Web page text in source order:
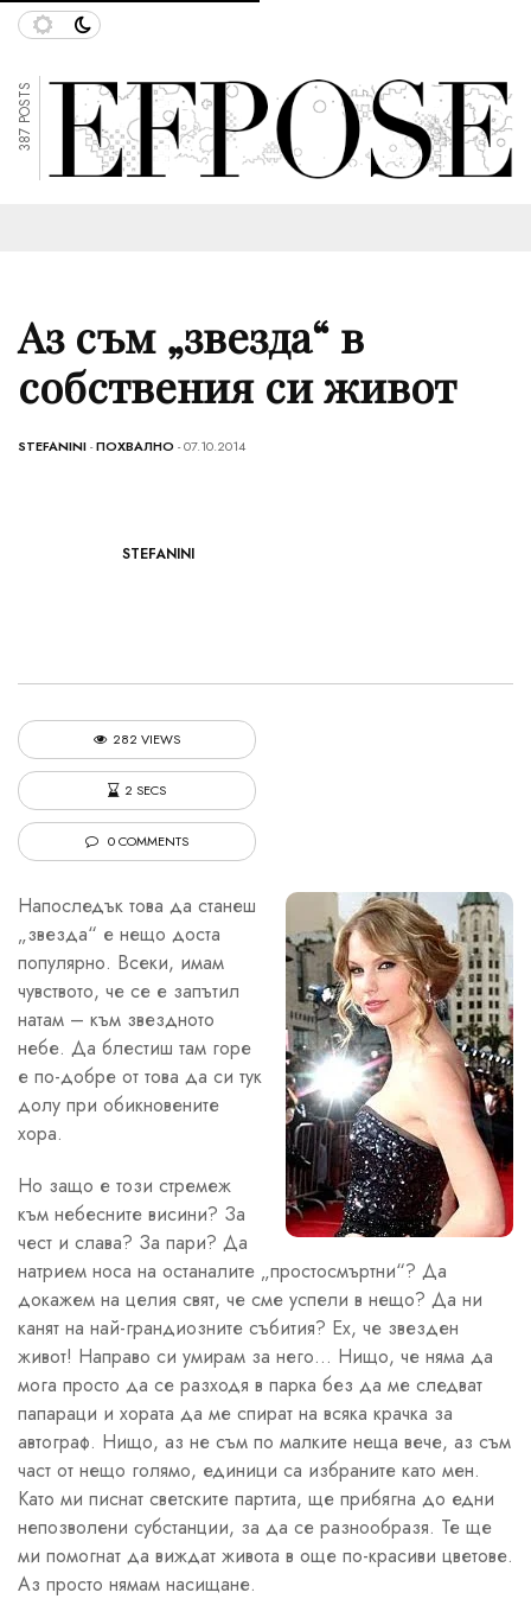
387 POSTS
Аз съм „звезда“ в
собствения си живот
STEFANINI-ПОХВАЛНО - 07.10.2014
STEFANINI
282 VIEWS
2 SECS
0 COMMENTS
Напоследък това да станеш
„звезда“ е нещо доста
популярно. Всеки, имам
чувството, че се е запътил
натам – към звездното
небе. Да блестиш там горе
е по-добре от това да си тук
долу при обикновените
хора.
Но защо е този стремеж
към небесните висини? За
чест и слава? За пари? Да
натрием носа на останалите „простосмъртни“? Да
докажем на целия свят, че сме успели в нещо? Да ни
канят на най-грандиозните събития? Ех, че звезден
живот! Направо си умирам за него… Нищо, че няма да
мога просто да се разходя в парка без да ме следват
папараци и хората да ме спират на всяка крачка за
автограф. Нищо, аз не съм по малките неща вече, аз съм
част от нещо голямо, единици са избраните като мен.
Като ми писнат светските партита, ще прибягна до едни
непозволени субстанции, за да се разнообразя. Те ще
ми помогнат да виждат живота в още по-красиви цветове.
Аз просто нямам насищане.